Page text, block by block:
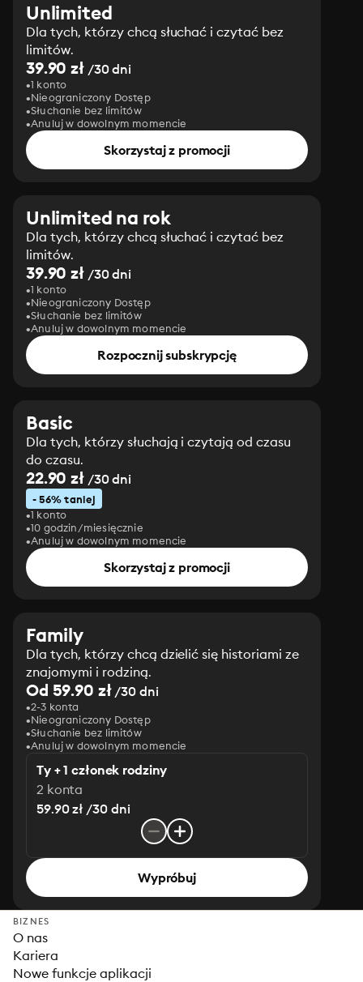
Unlimited
Dla tych, którzy chcą słuchać i czytać bez
limitów.
39.90 zł/30 dni
1 konto
Nieograniczony Dostęp
Słuchanie bez limitów
Anuluj w dowolnym momencie
Skorzystaj z promocji
Unlimited na rok
Dla tych, którzy chcą słuchać i czytać bez
limitów.
39.90 zł/30 dni
1 konto
Nieograniczony Dostęp
Słuchanie bez limitów
Anuluj w dowolnym momencie
Rozpocznij subskrypcję
Basic
Dla tych, którzy słuchają i czytają od czasu
do czasu.
22.90 zł/30 dni
- 56% taniej
1 konto
10 godzin/miesięcznie
Anuluj w dowolnym momencie
Skorzystaj z promocji
Family
Dla tych, którzy chcą dzielić się historiami ze
znajomymi i rodziną.
Od 59.90 zł/30 dni
2-3 konta
Nieograniczony Dostęp
Słuchanie bez limitów
Anuluj w dowolnym momencie
Ty + 1 członek rodziny
2 konta
59.90 zł /30 dni
Wypróbuj
BIZNES
O nas
Kariera
Nowe funkcje aplikacji